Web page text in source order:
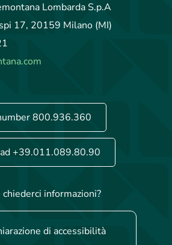
Lombarda S.p.A
17, 20159 Milano (MI)
800.936.360
+39.011.089.80.90
informazioni?
di accessibilità